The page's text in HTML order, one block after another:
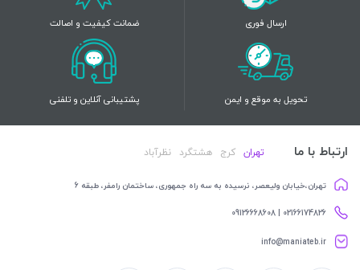
ارسال فوری ضمانت کیفیت و اصالت
تحویل به موقع و ایمن پشتیبانی آنلاین و تلفنی
ارتباط با ما تهران کرج هشتگرد نظرآباد
تهران،خیابان ولیعصر، نرسیده به سه راه جمهوری، ساختمان رامفر، طبقه 6
02166174826 | 09126668608
info@maniateb.ir